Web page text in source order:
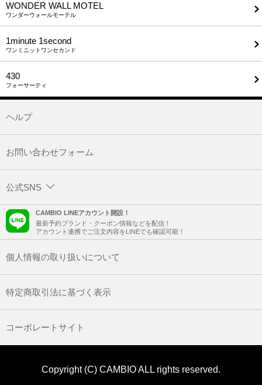
WONDER WALL MOTEL
ワンダーウォールモーテル
1minute​ 1second
ワンミニットワンセカンド
430
フォーサーティ
ヘルプ
お問い合わせフォーム
公式SNS
CAMBIO LINEアカウント開設！
最新予約ブランド・クーポン情報などを配信！
アカウント連携でご注文内容をLINEでも確認可能！
個人情報の取り扱いについて
特定商取引法に基づく表示
コーポレートサイト
Copyright (C) CAMBIO ALL rights reserved.